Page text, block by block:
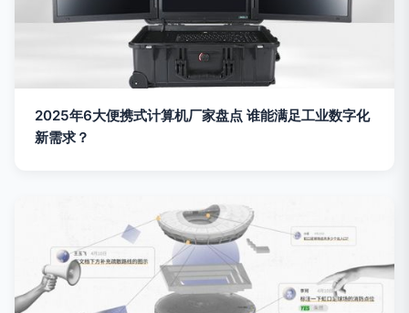
2025年6大便携式计算机厂家盘点 谁能满足工业数字化
新需求？